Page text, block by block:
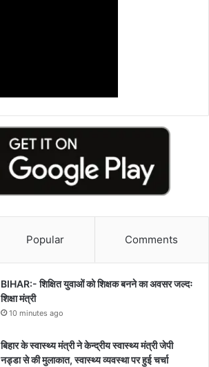
Popular Comments
BIHAR:- शिक्षित युवाओं को शिक्षक बनने का अवसर जल्दः
शिक्षा मंत्री
10 minutes ago
बिहार के स्वास्थ्य मंत्री ने केन्द्रीय स्वास्थ्य मंत्री जेपी
नड्डा से की मुलाकात, स्वास्थ्य व्यवस्था पर हुई चर्चा